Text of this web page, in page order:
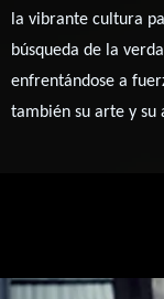
la vibrante cultura
búsqueda de la
enfrentándose a
también su arte y su